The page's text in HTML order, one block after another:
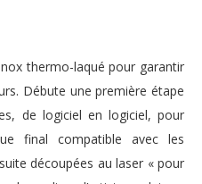
thermo-laqué pour garantir
Débute une première étape
de logiciel en logiciel, pour
final compatible avec les
découpées au laser « pour